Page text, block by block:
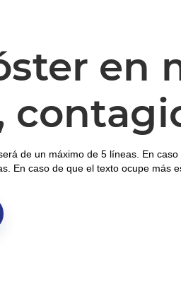
en
de un máximo de 5 líneas. En
En caso de que el texto ocupe más